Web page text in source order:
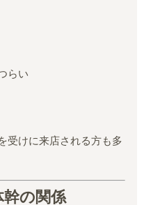
らい
受けに来店される方も多
の関係